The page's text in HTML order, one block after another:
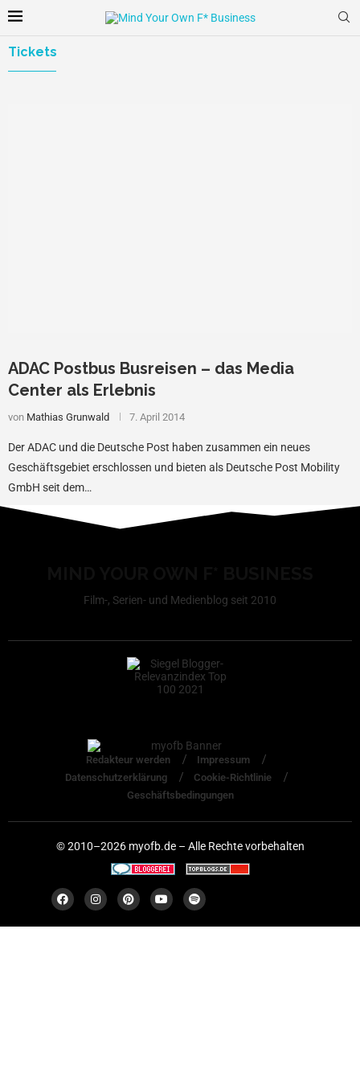
Tickets
ADAC Postbus Busreisen – das Media
Center als Erlebnis
von Mathias Grunwald 7. April 2014
Der ADAC und die Deutsche Post haben zusammen ein neues
Geschäftsgebiet erschlossen und bieten als Deutsche Post Mobility
GmbH seit dem…
Film-, Serien- und Medienblog seit 2010
Redakteur werden
Impressum
Datenschutzerklärung
Cookie-Richtlinie
Geschäftsbedingungen
© 2010–2026 myofb.de – Alle Rechte vorbehalten